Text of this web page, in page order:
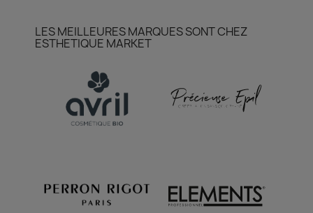
LES MEILLEURES MARQUES SONT CHEZ
ESTHETIQUE MARKET